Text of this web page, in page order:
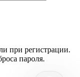
при регистрации.
пароля.